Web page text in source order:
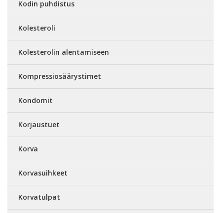
Kodin puhdistus
Kolesteroli
Kolesterolin alentamiseen
Kompressiosäärystimet
Kondomit
Korjaustuet
Korva
Korvasuihkeet
Korvatulpat